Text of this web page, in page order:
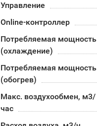
Управление
Online-контроллер
Потребляемая мощность
(охлаждение)
Потребляемая мощность
(обогрев)
Макс. воздухообмен, м3/
час